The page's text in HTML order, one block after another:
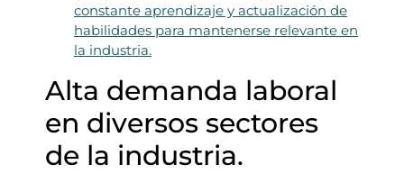
constante aprendizaje y actualización de
habilidades para mantenerse relevante en
la industria.
Alta demanda laboral
en diversos sectores
de la industria.